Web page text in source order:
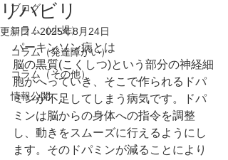
ブログ
コラム（小児）
コラム（発達障がい）
コラム（その他）
情報公開
リハビリ
更新日：2025年8月24日
パーキンソン病とは
脳の黒質(こくしつ)という部分の神経細
胞がへっていき、そこで作られるドパ
ミンが不足してしまう病気です。ドパ
ミンは脳からの身体への指令を調整
し、動きをスムーズに行えるようにし
ます。そのドパミンが減ることにより